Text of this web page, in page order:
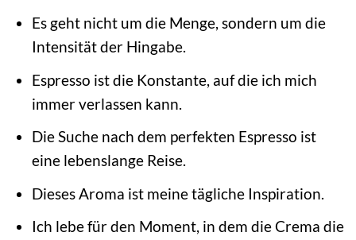
Es geht nicht um die Menge, sondern um die
Intensität der Hingabe.
Espresso ist die Konstante, auf die ich mich
immer verlassen kann.
Die Suche nach dem perfekten Espresso ist
eine lebenslange Reise.
Dieses Aroma ist meine tägliche Inspiration.
Ich lebe für den Moment, in dem die Crema die